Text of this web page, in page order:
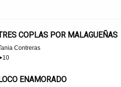
COPLAS POR MALAGUEÑAS
Contreras
10
ENAMORADO